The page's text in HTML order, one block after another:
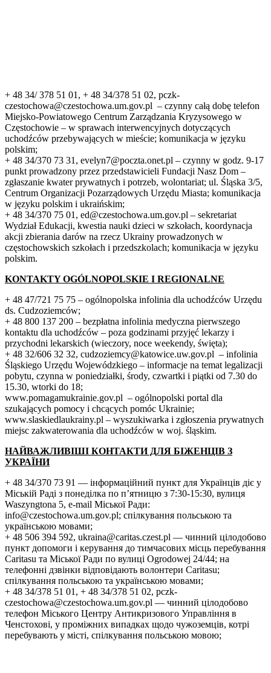
+ 48 34/ 378 51 01, + 48 34/378 51 02, pczk-
czestochowa@czestochowa.um.gov.pl – czynny całą dobę telefon
Miejsko-Powiatowego Centrum Zarządzania Kryzysowego w
Częstochowie – w sprawach interwencyjnych dotyczących
uchodźców przebywających w mieście; komunikacja w języku
polskim;
+ 48 34/370 73 31, evelyn7@poczta.onet.pl – czynny w godz. 9-17
punkt prowadzony przez przedstawicieli Fundacji Nasz Dom –
zgłaszanie kwater prywatnych i potrzeb, wolontariat; ul. Śląska 3/5,
Centrum Organizacji Pozarządowych Urzędu Miasta; komunikacja
w języku polskim i ukraińskim;
+ 48 34/370 75 01, ed@czestochowa.um.gov.pl – sekretariat
Wydział Edukacji, kwestia nauki dzieci w szkołach, koordynacja
akcji zbierania darów na rzecz Ukrainy prowadzonych w
częstochowskich szkołach i przedszkolach; komunikacja w języku
polskim.
KONTAKTY OGÓLNOPOLSKIE I REGIONALNE
+ 48 47/721 75 75 – ogólnopolska infolinia dla uchodźców Urzędu
ds. Cudzoziemców;
+ 48 800 137 200 – bezpłatna infolinia medyczna pierwszego
kontaktu dla uchodźców – poza godzinami przyjęć lekarzy i
przychodni lekarskich (wieczory, noce weekendy, święta);
+ 48 32/606 32 32, cudzoziemcy@katowice.uw.gov.pl – infolinia
Śląskiego Urzędu Wojewódzkiego – informacje na temat legalizacji
pobytu, czynna w poniedziałki, środy, czwartki i piątki od 7.30 do
15.30, wtorki do 18;
www.pomagamukrainie.gov.pl – ogólnopolski portal dla
szukających pomocy i chcących pomóc Ukrainie;
www.slaskiedlaukrainy.pl – wyszukiwarka i zgłoszenia prywatnych
miejsc zakwaterowania dla uchodźców w woj. śląskim.
НАЙВАЖЛИВІШІ КОНТАКТИ ДЛЯ БІЖЕНЦІВ З
УКРАЇНИ
+ 48 34/370 73 91 — інформаційний пункт для Українців діє у
Міській Раді з понеділка по п’ятницю з 7:30-15:30, вулиця
Waszyngtona 5, e-mail Міської Ради:
info@czestochowa.um.gov.pl; спілкування польською та
українською мовами;
+ 48 506 394 592, ukraina@caritas.czest.pl — чинний цілодобово
пункт допомоги і керування до тимчасових місць перебування
Caritasu та Міської Ради по вулиці Ogrodowej 24/44; на
телефонні дзвінки відповідають волонтери Caritasu;
спілкування польською та українською мовами;
+ 48 34/378 51 01, + 48 34/378 51 02, pczk-
czestochowa@czestochowa.um.gov.pl — чинний цілодобово
телефон Міського Центру Антикризового Управління в
Ченстохові, у проміжних випадках щодо чужоземців, котрі
перебувають у місті, спілкування польською мовою;